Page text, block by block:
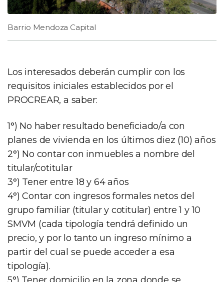
Barrio Mendoza Capital
Los interesados deberán cumplir con los
requisitos iniciales establecidos por el
PROCREAR, a saber:
1°) No haber resultado beneficiado/a con
planes de vivienda en los últimos diez (10) años
2°) No contar con inmuebles a nombre del
titular/cotitular
3°) Tener entre 18 y 64 años
4°) Contar con ingresos formales netos del
grupo familiar (titular y cotitular) entre 1 y 10
SMVM (cada tipología tendrá definido un
precio, y por lo tanto un ingreso mínimo a
partir del cual se puede acceder a esa
tipología).